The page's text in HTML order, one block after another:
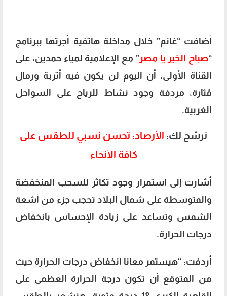
أضافت “غانم” خلال مداخلة هاتفية أجرتها ببرنامج
“صباح الخير يا مصر” مع الإعلامية لمياء حمدين، على
القناة الأولى، أن اليوم لن يكون فيه أتربة ورمال
مُثارة، مردفة وجود نشاط للرياح على السواحل
الغربية.
نرشح لك: الأرصاد: تحسن نسبي للطقس على
كافة الأنحاء
أشارت إلى استمرار وجود تكاثر للسحب المنخفضة
والمتوسطة على شمال البلاد تحجب جزء من أشعة
الشمس وتساعد على زيادة الإحساس بانخفاض
درجات الحرارة.
أردفت: “هيستمر معانا انخفاض درجات الحرارة حيث
من المتوقع أن تكون درجة الحرارة العظمى على